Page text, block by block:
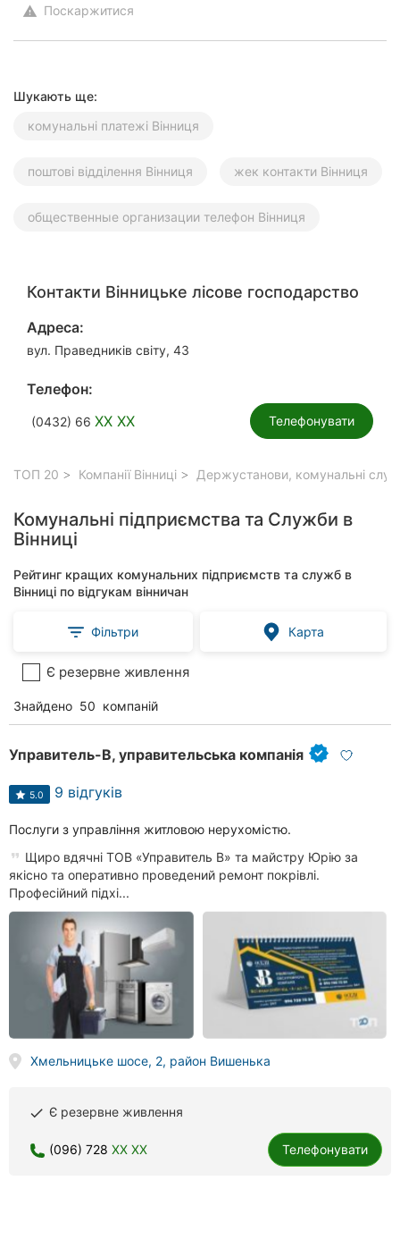
Карпати
warning Поскаржитися
Шукають ще:
комунальні платежі Вінниця
поштові відділення Вінниця жек контакти Вінниця
общественные организации телефон Вінниця
Контакти Вінницьке лісове господарство
Адреса:
вул. Праведників світу, 43
Телефон:
(0432) 66 XX XX Телефонувати
ТОП 20 Компанії Вінниці Держустанови, комунальні
Комунальні підприємства та Служби в
Вінниці
Рейтинг кращих комунальних підприємств та служб в
Вінниці по відгукам вінничан
Фільтри Карта
Є резервне живлення
Знайдено 50 компаній
Управитель-В, управительська компанія
5.0 9 відгуків
Послуги з управління житловою нерухомістю.
Щиро вдячні ТОВ «Управитель В» та майстру Юрію за
якісно та оперативно проведений ремонт покрівлі.
Професійний підхі...
Хмельницьке шосе, 2, район Вишенька
done Є резервне живлення
(096) 728 XX XX Телефонувати